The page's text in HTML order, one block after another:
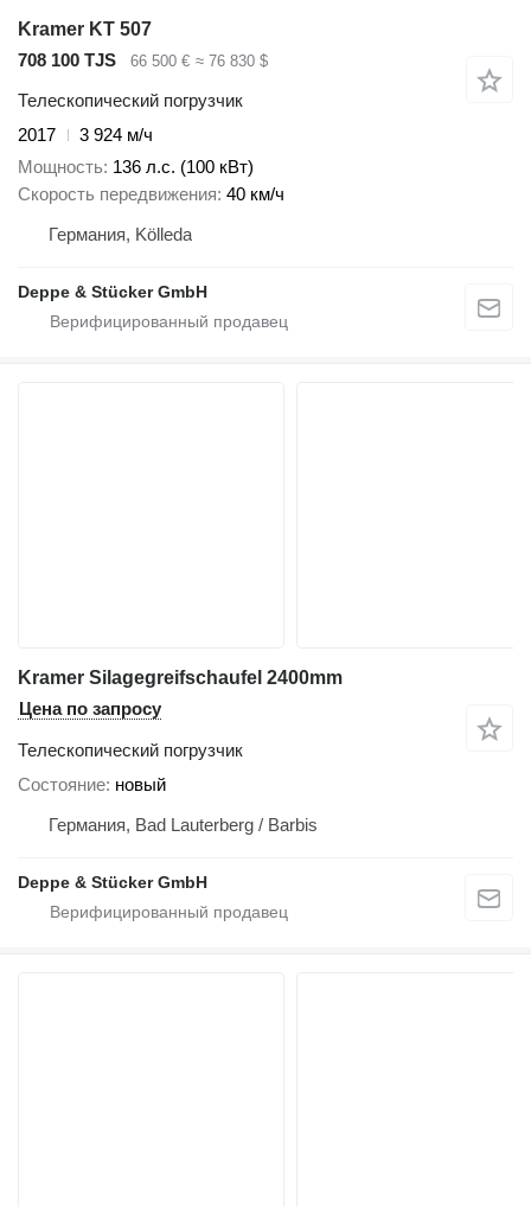
Kramer KT 507
708 100 TJS
66 500 € ≈ 76 830 $
Телескопический погрузчик
2017
3 924 м/ч
Мощность 136 л.с. (100 кВт)
Скорость передвижения 40 км/ч
Германия, Kölleda
Deppe & Stücker GmbH
Kramer Silagegreifschaufel 2400mm
Цена по запросу
Телескопический погрузчик
Состояние новый
Германия, Bad Lauterberg / Barbis
Deppe & Stücker GmbH